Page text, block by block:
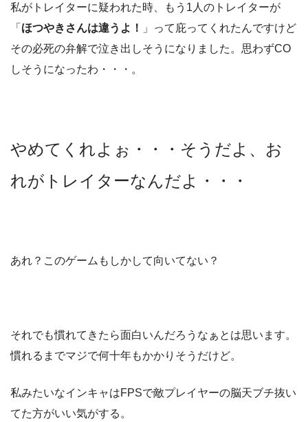
私がトレイターに疑われた時、もう1人のトレイターが
「 ほつやきさんは違うよ！
」って庇ってくれたんですけど
その必死の弁解で泣き出しそうになりました。思わずCO
しそうになったわ・・・。
やめてくれよぉ・・・そうだよ、お
れがトレイターなんだよ・・・
あれ？このゲームもしかして向いてない？
それでも慣れてきたら面白いんだろうなぁとは思います。
慣れるまでマジで何十年もかかりそうだけど。
私みたいなインキャはFPSで敵プレイヤーの脳天ブチ抜い
てた方がいい気がする。